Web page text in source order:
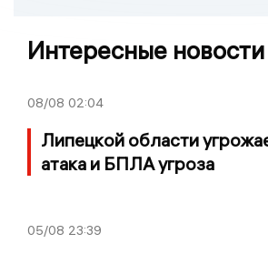
Интересные новости
08/08 02:04
Липецкой области
атака и БПЛА угроза
05/08 23:39